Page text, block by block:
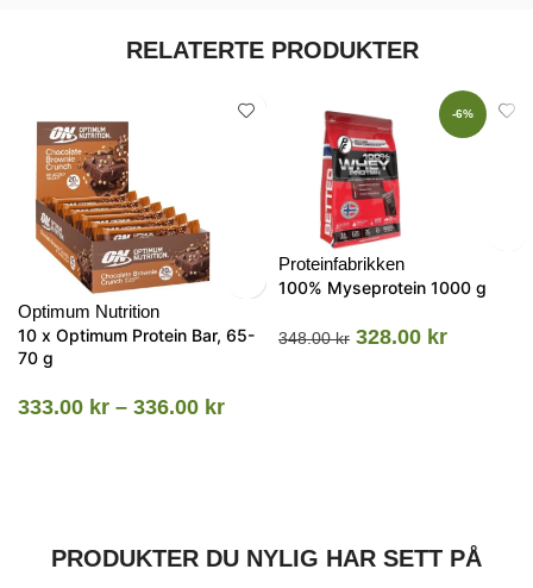
RELATERTE PRODUKTER
Optimum Nutrition
10 x Optimum Protein Bar, 65-
70 g
333.00 kr – 336.00 kr
-6%
Proteinfabrikken
100% Myseprotein 1000 g
348.00kr 328.00 kr
PRODUKTER DU NYLIG HAR SETT PÅ